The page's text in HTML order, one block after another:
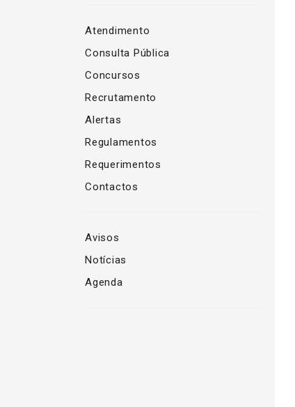
Atendimento
Consulta Pública
Concursos
Recrutamento
Alertas
Regulamentos
Requerimentos
Contactos
Avisos
Notícias
Agenda